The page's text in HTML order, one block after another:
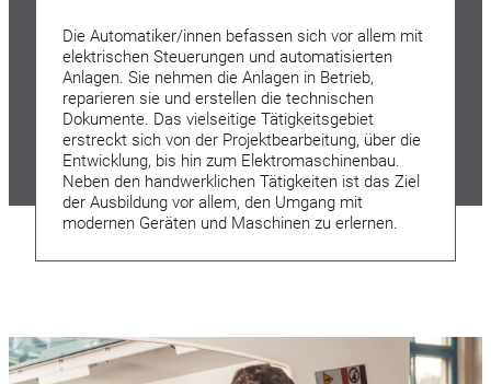
Die Automatiker/innen befassen sich vor allem mit
elektrischen Steuerungen und automatisierten
Anlagen. Sie nehmen die Anlagen in Betrieb,
reparieren sie und erstellen die technischen
Dokumente. Das vielseitige Tätigkeitsgebiet
erstreckt sich von der Projektbearbeitung, über die
Entwicklung, bis hin zum Elektromaschinenbau.
Neben den handwerklichen Tätigkeiten ist das Ziel
der Ausbildung vor allem, den Umgang mit
modernen Geräten und Maschinen zu erlernen.